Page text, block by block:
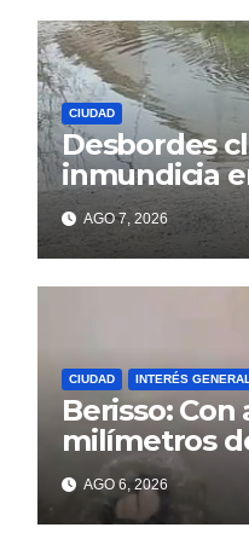
CIUDAD
Desbordes
inmundicia
colapso de
14AGO 7, 2026
CIUDAD INTERÉS GENERAL
Berisso: Con
milímetros
sienten los
AGO 6, 2026